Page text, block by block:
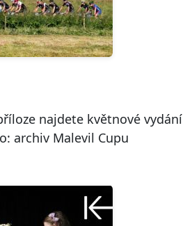
najdete květnové vydání
archiv Malevil Cupu